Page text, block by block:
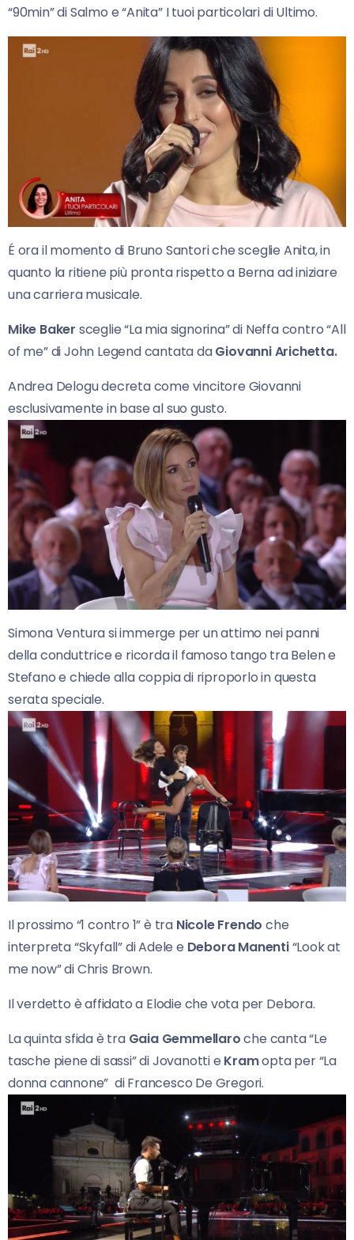
“90min” di Salmo e “Anita” I tuoi particolari di Ultimo.
É ora il momento di Bruno Santori che sceglie Anita, in
quanto la ritiene più pronta rispetto a Berna ad iniziare
una carriera musicale.
Mike Baker sceglie “La mia signorina” di Neffa contro “All
of me” di John Legend cantata daGiovanni Arichetta.
Andrea Delogu decreta come vincitore Giovanni
esclusivamente in base al suo gusto.
Simona Ventura si immerge per un attimo nei panni
della conduttrice e ricorda il famoso tango tra Belen e
Stefano e chiede alla coppia di riproporlo in questa
serata speciale.
Il prossimo “1 contro 1” è tra Nicole Frendo che
interpreta “Skyfall” di Adele e DeboraManenti“Look at
me now” di Chris Brown.
Il verdetto è affidato a Elodie che vota per Debora.
La quinta sfida è tra Gaia Gemmellaroche canta “Le
tasche piene di sassi” di Jovanotti e Kramopta per “La
donna cannone” di Francesco De Gregori.